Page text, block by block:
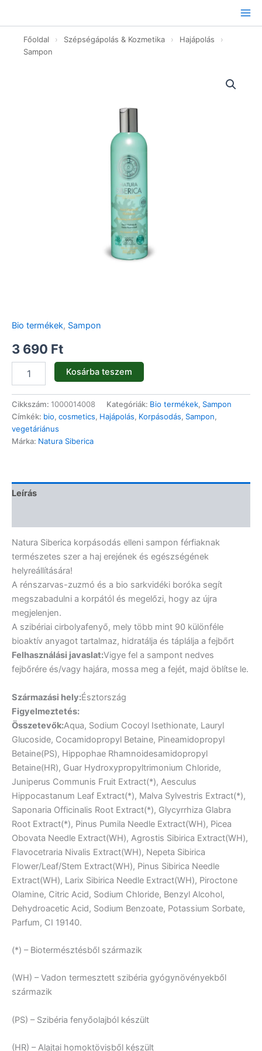
tartalomhoz
Főoldal › Szépségápolás & Kozmetika › Hajápolás
›
Sampon
Bio termékek, Sampon
3 690 Ft
Kosárba teszem
Cikkszám: 1000014008 Kategóriák: Bio termékek, Sampon
Címkék: bio, cosmetics, Hajápolás, Korpásodás, Sampon,
vegetáriánus
Márka: Natura Siberica
Leírás
Natura Siberica korpásodás elleni sampon férfiaknak
természetes szer a haj erejének és egészségének
helyreállítására!
A rénszarvas-zuzmó és a bio sarkvidéki boróka segít
megszabadulni a korpától és megelőzi, hogy az újra
megjelenjen.
A szibériai cirbolyafenyő, mely több mint 90 különféle
bioaktív anyagot tartalmaz, hidratálja és táplálja a fejbőrt
Felhasználási javaslat:Vigye fel a sampont nedves
fejbőrére és/vagy hajára, mossa meg a fejét, majd öblítse le.
Származási hely:Észtország
Figyelmeztetés:
Összetevők:Aqua, Sodium Cocoyl Isethionate, Lauryl
Glucoside, Cocamidopropyl Betaine, Pineamidopropyl
Betaine(PS), Hippophae Rhamnoidesamidopropyl
Betaine(HR), Guar Hydroxypropyltrimonium Chloride,
Juniperus Communis Fruit Extract(*), Aesculus
Hippocastanum Leaf Extract(*), Malva Sylvestris Extract(*),
Saponaria Officinalis Root Extract(*), Glycyrrhiza Glabra
Root Extract(*), Pinus Pumila Needle Extract(WH), Picea
Obovata Needle Extract(WH), Agrostis Sibirica Extract(WH),
Flavocetraria Nivalis Extract(WH), Nepeta Sibirica
Flower/Leaf/Stem Extract(WH), Pinus Sibirica Needle
Extract(WH), Larix Sibirica Needle Extract(WH), Piroctone
Olamine, Citric Acid, Sodium Chloride, Benzyl Alcohol,
Dehydroacetic Acid, Sodium Benzoate, Potassium Sorbate,
Parfum, CI 19140.
(*) – Biotermésztésből származik
(WH) – Vadon termesztett szibéria gyógynövényekből
származik
(PS) – Szibéria fenyőolajból készült
(HR) – Alajtai homoktövisből készült